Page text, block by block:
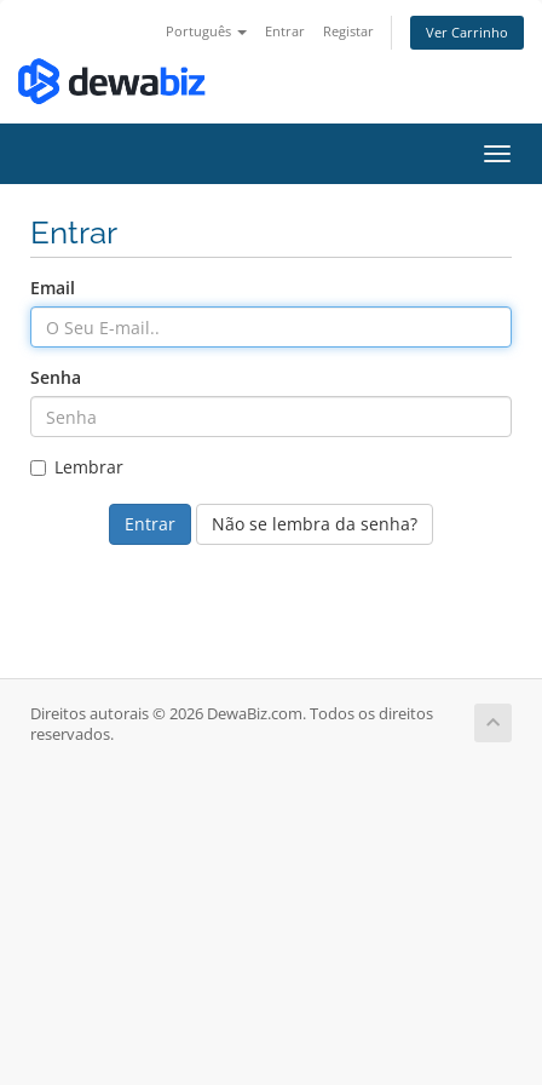
Português Entrar Registar Ver Carrinho
Entrar
Email
Senha
Lembrar
Não se lembra da senha?
Direitos autorais © 2026 DewaBiz.com. Todos os direitos
reservados.